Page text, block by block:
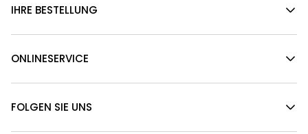
IHRE BESTELLUNG
ONLINESERVICE
FOLGEN SIE UNS